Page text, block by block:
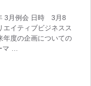
3月例会 日時 3月8
イティブビジネスス
度の企画についての
マ …